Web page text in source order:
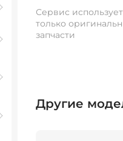
Сервис использует
только
запчасти
Другие